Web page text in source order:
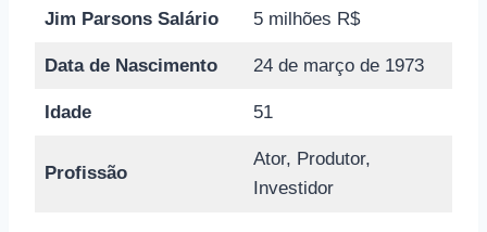
Jim Parsons Salário 5 milhões R$
Data de Nascimento 24 de março de 1973
Idade 51
Profissão
Ator, Produtor,
Investidor